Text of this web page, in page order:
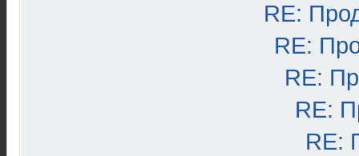
RE:
RE:
RE:
RE:
RE: